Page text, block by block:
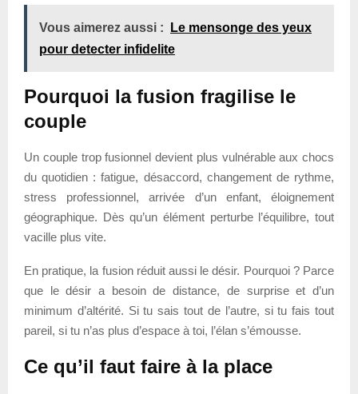
Vous aimerez aussi :
Le mensonge des yeux
pour detecter infidelite
Pourquoi la fusion fragilise le
couple
Un couple trop fusionnel devient plus vulnérable aux chocs
du quotidien : fatigue, désaccord, changement de rythme,
stress professionnel, arrivée d’un enfant, éloignement
géographique. Dès qu’un élément perturbe l’équilibre, tout
vacille plus vite.
En pratique, la fusion réduit aussi le désir. Pourquoi ? Parce
que le désir a besoin de distance, de surprise et d’un
minimum d’altérité. Si tu sais tout de l’autre, si tu fais tout
pareil, si tu n’as plus d’espace à toi, l’élan s’émousse.
Ce qu’il faut faire à la place